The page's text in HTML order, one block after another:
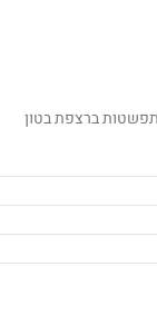
ברצפת בטון